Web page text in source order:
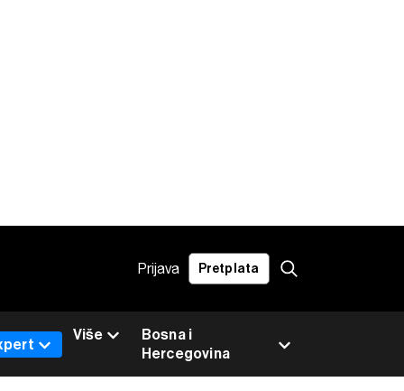
Prijava Pretplata
Bosna i
Hercegovina
Više